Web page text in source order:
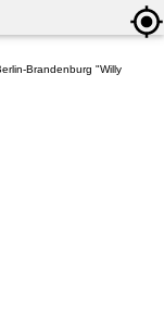
Brandenburg "Willy